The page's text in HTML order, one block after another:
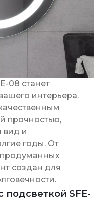
08 станет
интерьера.
прочностью,
вид и
годы. От
создан для
подсветкой SFE-